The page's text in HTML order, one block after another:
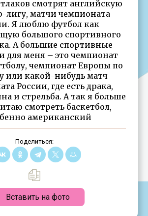
смотрят английскую
лигу, матчи чемпионата
Я люблю футбол как
большого спортивного
А большие спортивные
для меня – это чемпионат
чемпионат Европы по
или какой-нибудь матч
России, где есть драка,
и стрельба. А так я больше
смотреть баскетбол,
американский
Поделиться:
Вставить на фото